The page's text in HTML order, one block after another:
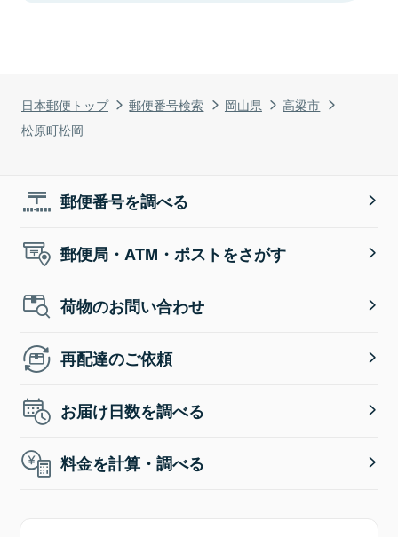
日本郵便トップ 郵便番号検索 岡山県
高梁市
松原町松岡
郵便番号を調べる
郵便局・ATM・ポストをさがす
荷物のお問い合わせ
再配達のご依頼
お届け日数を調べる
料金を計算・調べる